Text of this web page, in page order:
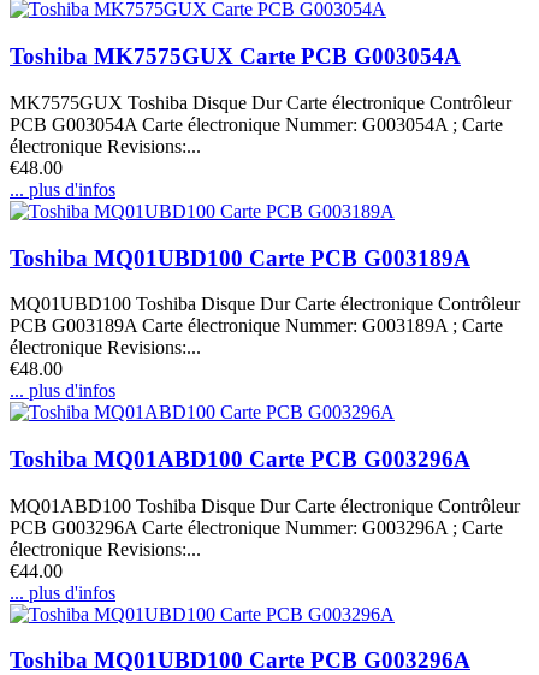
Toshiba MK7575GUX Carte PCB G003054A
MK7575GUX Toshiba Disque Dur Carte électronique Contrôleur
PCB G003054A Carte électronique Nummer: G003054A ; Carte
électronique Revisions:...
€48.00
... plus d'infos
Toshiba MQ01UBD100 Carte PCB G003189A
MQ01UBD100 Toshiba Disque Dur Carte électronique Contrôleur
PCB G003189A Carte électronique Nummer: G003189A ; Carte
électronique Revisions:...
€48.00
... plus d'infos
Toshiba MQ01ABD100 Carte PCB G003296A
MQ01ABD100 Toshiba Disque Dur Carte électronique Contrôleur
PCB G003296A Carte électronique Nummer: G003296A ; Carte
électronique Revisions:...
€44.00
... plus d'infos
Toshiba MQ01UBD100 Carte PCB G003296A